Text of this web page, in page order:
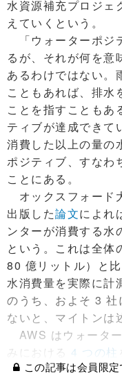
水資源補充プロジェ
えていくという。
「ウォーターポジ
るが、それが何を意
あるわけではない。
こともあれば、排水
ことを指すこともあ
ティブが達成できて
消費した以上の量の
ポジティブ、すなわ
ことにある。
オックスフォード
出版した論文によれ
ンターが消費する水
という。これは全体
80 億リットル）と
水消費量を実際に計
のうち、およそ 3
ないと、マイトンは
AWS はウォータ
みにおける
4 つの柱
この記事は会員限